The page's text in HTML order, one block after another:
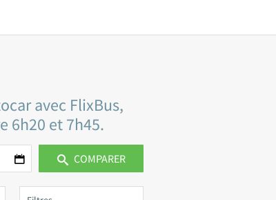
avec FlixBus,
6h20 et 7h45.
COMPARER